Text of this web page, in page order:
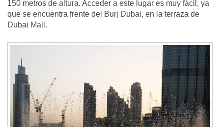
150 metros de altura. Acceder a este lugar es muy fácil, ya
que se encuentra frente del Burj Dubai, en la terraza de
Dubai Mall.